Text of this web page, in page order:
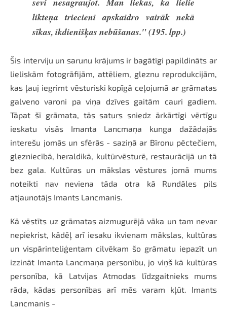
likteņa triecieni apskaidro vairāk nekā
sīkas, ikdienišķas nebūšanas." (195. lpp.)
Šis interviju un sarunu krājums ir bagātīgi papildināts ar
lieliskām fotogrāfijām, attēliem, gleznu reprodukcijām,
kas ļauj iegrimt vēsturiski kopīgā ceļojumā ar grāmatas
galveno varoni pa viņa dzīves gaitām cauri gadiem.
Tāpat šī grāmata, tās saturs sniedz ārkārtīgi vērtīgu
ieskatu visās Imanta Lancmaņa kunga dažādajās
interešu jomās un sfērās - saziņā ar Bīronu pēctečiem,
glezniecībā, heraldikā, kultūrvēsturē, restaurācijā un tā
bez gala. Kultūras un mākslas vēstures jomā mums
noteikti nav neviena tāda otra kā Rundāles pils
atjaunotājs Imants Lancmanis.
Kā vēstīts uz grāmatas aizmugurējā vāka un tam nevar
nepiekrist, kādēļ arī iesaku ikvienam mākslas, kultūras
un vispārinteliģentam cilvēkam šo grāmatu iepazīt un
izzināt Imanta Lancmaņa personību, jo viņš kā kultūras
personība, kā Latvijas Atmodas līdzgaitnieks mums
rāda, kādas personības arī mēs varam kļūt. Imants
Lancmanis -